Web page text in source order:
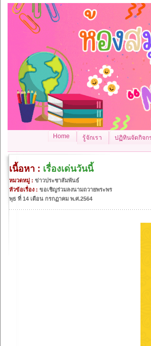
Home รู้จักเรา ปฏิทินจัดกิจก
เนื้อหา : เรื่องเด่นวันนี้
หมวดหมู่ : ข่าวประชาสัมพันธ์
หัวข้อเรื่อง : ขอเชิญร่วมลงนามถวายพระพร
พุธ ที่ 14 เดือน กรกฏาคม พ.ศ.2564